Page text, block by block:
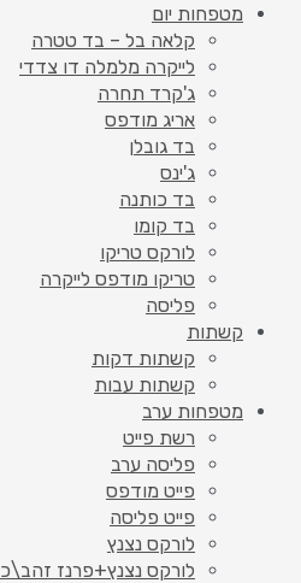
מטפחות יום
קלאה בל – בד טטרה
לייקרה מלמלה דו צדדי
ג'קרד תחרה
אריג מודפס
בד גובלן
ג'ינס
בד כותנה
בד קומו
לורקס טריקו
טריקו מודפס לייקרה
פליסה
קשתות
קשתות דקות
קשתות עבות
מטפחות ערב
רשת פייט
פליסה ערב
פייט מודפס
פייט פליסה
לורקס נצנץ
לורקס נצנץ+פרנז